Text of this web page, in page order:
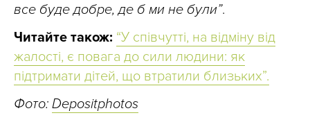
все буде добре, де б ми не були”.
Читайте також: “У співчутті, на відміну від
жалості, є повага до сили людини: як
підтримати дітей, що втратили близьких”.
Фото: Depositphotos